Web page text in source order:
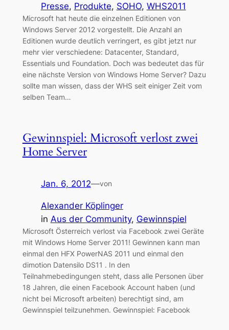
Presse, Produkte, SOHO, WHS2011
Microsoft hat heute die einzelnen Editionen von
Windows Server 2012 vorgestellt. Die Anzahl an
Editionen wurde deutlich verringert, es gibt jetzt nur
mehr vier verschiedene: Datacenter, Standard,
Essentials und Foundation. Doch was bedeutet das für
eine nächste Version von Windows Home Server? Dazu
sollte man wissen, dass der WHS seit einiger Zeit vom
selben Team…
Gewinnspiel: Microsoft verlost zwei
Home Server
Jan. 6, 2012—von
Alexander Köplinger
in Aus der Community, Gewinnspiel
Microsoft Österreich verlost via Facebook zwei Geräte
mit Windows Home Server 2011! Gewinnen kann man
einmal den HFX PowerNAS 2011 und einmal den
dimotion Datensilo DS11 . In den
Teilnahmebedingungen steht, dass alle Personen über
18 Jahren, die einen Facebook Account haben (und
nicht bei Microsoft arbeiten) berechtigt sind, am
Gewinnspiel teilzunehmen. Gewinnspiel: Facebook